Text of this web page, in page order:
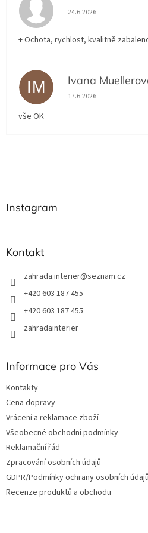
Hodnocení obchodu je
24.6.2026
+ Ochota, rychlost, kvalitně
IM Ivana
Hodnocení obchodu je
17.6.2026
vše OK
Z
Instagram
Kontakt
zahrada.interier@seznam.cz
+420 603 187 455
+420 603 187 455
zahradainterier
Informace pro Vás
Kontakty
Cena dopravy
Vrácení a reklamace zboží
Všeobecné obchodní podmínky
Reklamační řád
Zpracování osobních údajů
GDPR/Podmínky ochrany osobních údajů
Recenze produktů a obchodu